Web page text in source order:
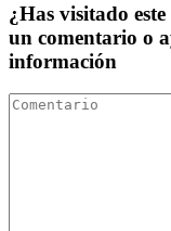
¿Has visitado
un comentario o
información